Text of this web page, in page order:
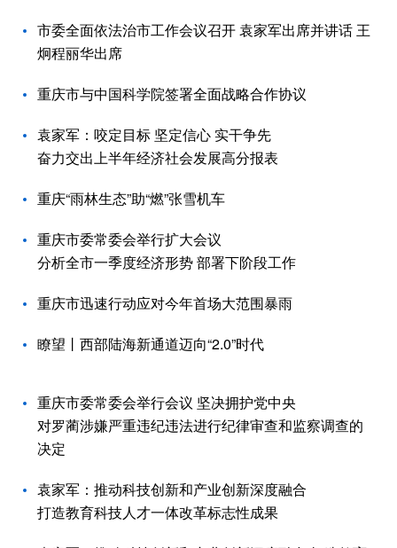
市委全面依法治市工作会议召开 袁家军出席并讲话 王
炯程丽华出席
重庆市与中国科学院签署全面战略合作协议
袁家军：咬定目标 坚定信心 实干争先
奋力交出上半年经济社会发展高分报表
重庆“雨林生态”助“燃”张雪机车
重庆市委常委会举行扩大会议
分析全市一季度经济形势 部署下阶段工作
重庆市迅速行动应对今年首场大范围暴雨
瞭望丨西部陆海新通道迈向“2.0”时代
重庆市委常委会举行会议 坚决拥护党中央
对罗蔺涉嫌严重违纪违法进行纪律审查和监察调查的
决定
袁家军：推动科技创新和产业创新深度融合
打造教育科技人才一体改革标志性成果